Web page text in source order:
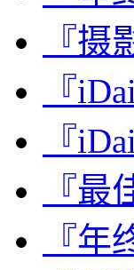
『摄
『
『
『
『